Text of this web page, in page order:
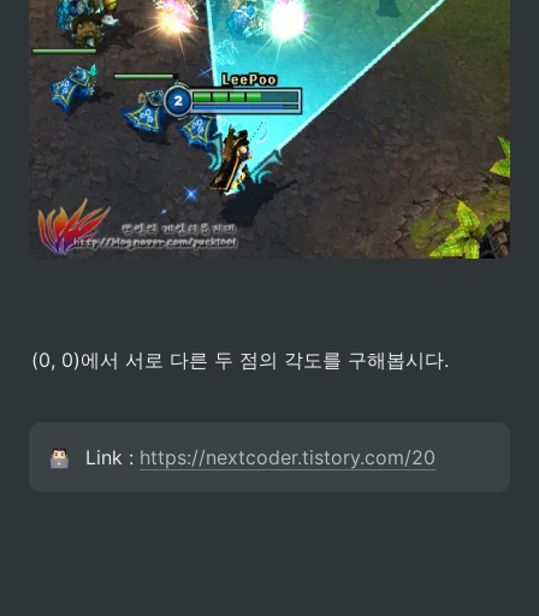
(0, 0)에서 서로 다른 두 점의 각도를 구해봅시다.
Link : https://nextcoder.tistory.com/20